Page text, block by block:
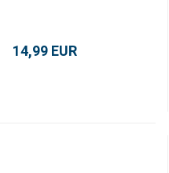
14,99 EUR